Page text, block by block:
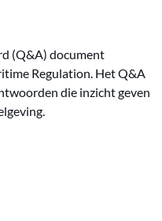
(Q&A) document
Regulation. Het Q&A
die inzicht geven